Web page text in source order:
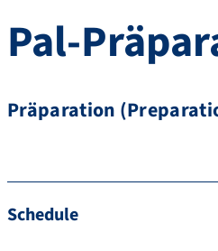
Pal-
Präparation
Schedule